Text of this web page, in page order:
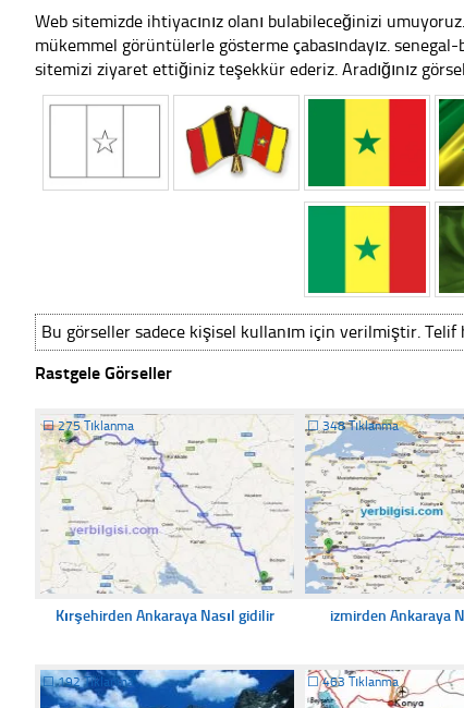
Web sitemizde ihtiyacınız olanı bulabileceğinizi
mükemmel görüntülerle gösterme çabasındayız.
sitemizi ziyaret ettiğiniz teşekkür ederiz. Aradığınız
Bu görseller sadece kişisel kullanım için verilmiştir. Telif
Rastgele Görseller
☐275 Tıklanma
Kırşehirden Ankaraya Nasıl gidilir
☐ 348 Tıklanma
izmirden Ankaraya
☐192 Tıklanma ☐463 Tıklanma